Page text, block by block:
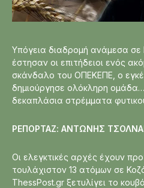
Υπόγεια διαδρομή ανάμεσα σε
έστησαν οι επιτήδειοι ενός
σκάνδαλο του ΟΠΕΚΕΠΕ, ο
δημιούργησε ολόκληρη
δεκαπλάσια στρέμματα
ΡΕΠΟΡΤΑΖ: ΑΝΤΩΝΗΣ
Οι ελεγκτικές αρχές έχουν
τουλάχιστον 13 ατόμων σε
ThessPost.gr ξετυλίγει το